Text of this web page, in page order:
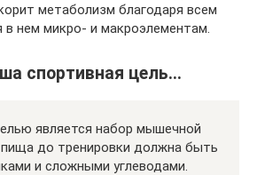
метаболизм благодаря всем
нем микро- и макроэлементам.
спортивная цель…
является набор мышечной
до тренировки должна быть
и сложными углеводами.